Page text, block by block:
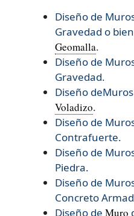
Diseño de
Gravedad o bien
Geomalla.
Diseño de
Gravedad.
Diseño
Voladizo.
Diseño de
Contrafuerte.
Diseño de
Piedra.
Diseño de
Concreto
Diseño de Muro